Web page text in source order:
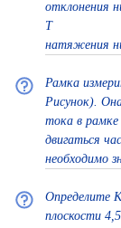
отклонения
Т
натяжения
Рамка
Рисунок).
тока в рамке
двигаться
необходимо
Определите
плоскости